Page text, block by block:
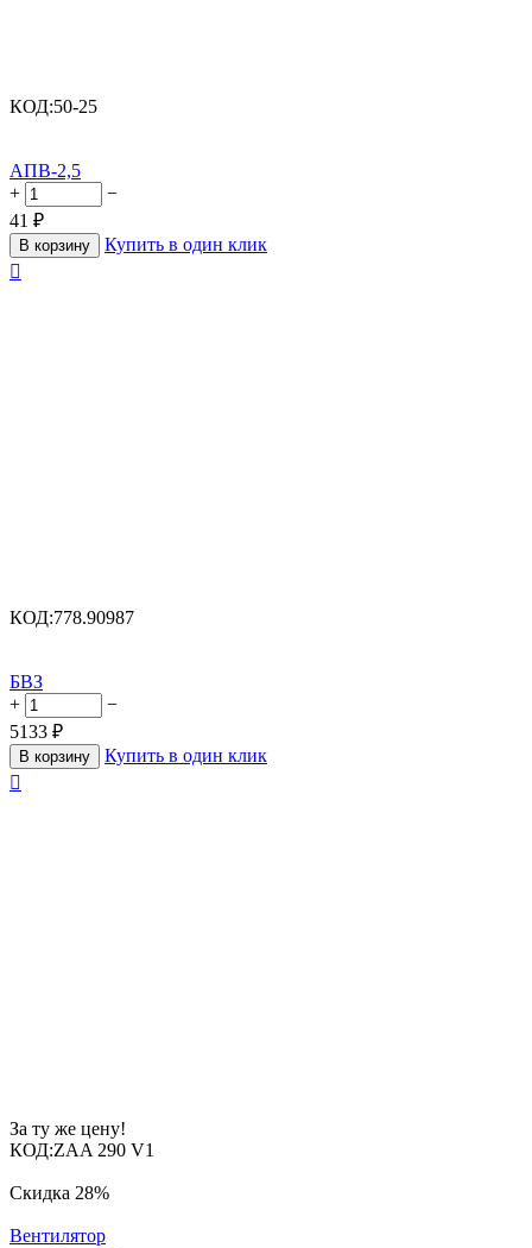
КОД:50-25
АПВ-2,5
+
−
41 ₽
В корзину
Купить в один клик

КОД:778.90987
БВЗ
+
−
5133 ₽
В корзину
Купить в один клик

За ту же цену!
КОД:ZAA 290 V1
Скидка 28%
Вентилятор